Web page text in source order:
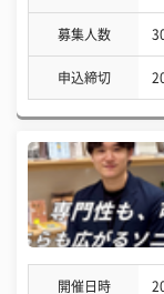
募集人数
申込締切
開催日時